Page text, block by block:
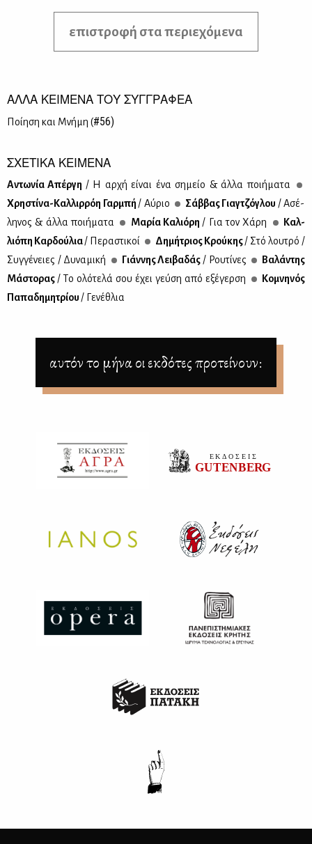
επιστροφή στα περιεχόμενα
ΑΛΛΑ ΚΕΙΜΕΝΑ ΤΟΥ ΣΥΓΓΡΑΦΕΑ
Ποί­η­ση και Μνή­μη (#56)
ΣΧΕΤΙΚΑ ΚΕΙΜΕΝΑ
Αντω­νία Απέρ­γη / Η αρ­χή εί­ναι ένα ση­μείο & άλ­λα ποι­ή­μα­τα
Χρη­στί­να-Καλ­λιρ­ρόη Γαρ­μπή/ Αύ­ριο Σάβ­βας Γιαγ­τζό­γλου / Ασέ­
λη­νος & άλ­λα ποι­ή­μα­τα
Μα­ρία Κα­λιό­ρη/ Για τον Χά­ρη
Καλ­
λιό­πη Καρ­δού­λια/ Πε­ρα­στι­κοί Δη­μή­τριος Κρού­κης/ Στό λου­τρό /
Συγ­γέ­νειες / Δυ­να­μι­κή
Γιάν­νης Λει­βα­δάς/ Ρου­τί­νες
Βα­λά­ντης
Μά­στο­ρας/ Τo ολό­τε­λά σου έχει γεύ­ση από εξέ­γερ­ση
Κο­μνη­νός
Πα­πα­δη­μη­τρί­ου/ Γε­νέ­θλια
αυτόν το μήνα οι εκδότες προτείνουν: